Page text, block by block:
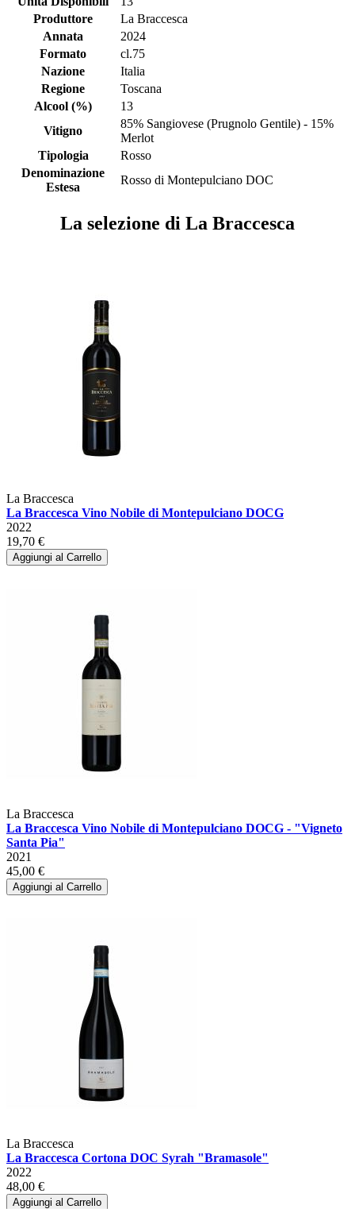
Produttore
La Braccesca
Annata
2024
Formato
cl.75
Nazione
Italia
Regione
Toscana
Alcool (%)
13
Vitigno
85% Sangiovese (Prugnolo Gentile) - 15%
Merlot
Tipologia
Rosso
Denominazione
Estesa
Rosso di Montepulciano DOC
La selezione di La Braccesca
La Braccesca
La Braccesca Vino Nobile di Montepulciano DOCG
2022
19,70 €
Aggiungi al Carrello
La Braccesca
La Braccesca Vino Nobile di Montepulciano DOCG - "Vigneto
Santa Pia"
2021
45,00 €
Aggiungi al Carrello
La Braccesca
La Braccesca Cortona DOC Syrah "Bramasole"
2022
48,00 €
Aggiungi al Carrello